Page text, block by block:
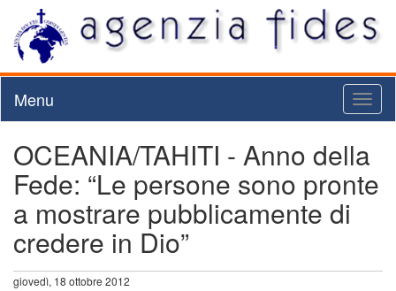
Menu
OCEANIA/TAHITI - Anno della
Fede: “Le persone sono pronte
a mostrare pubblicamente di
credere in Dio”
giovedì, 18 ottobre 2012